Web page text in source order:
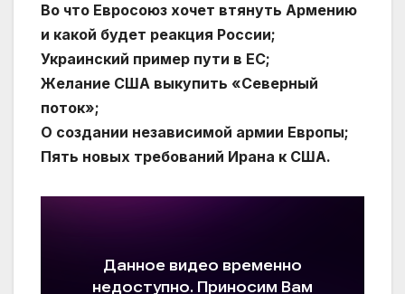
Во что Евросоюз хочет втянуть Армению
и какой будет реакция России;
Украинский пример пути в ЕС;
Желание США выкупить «Северный
поток»;
О создании независимой армии Европы;
Пять новых требований Ирана к США.